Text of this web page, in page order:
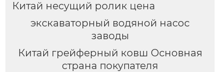
Китай несущий ролик цена
экскаваторный водяной насос
заводы
Китай грейферный ковш Основная
страна покупателя